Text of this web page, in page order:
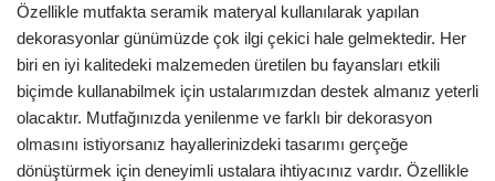
Özellikle mutfakta seramik materyal kullanılarak yapılan
dekorasyonlar günümüzde çok ilgi çekici hale gelmektedir. Her
biri en iyi kalitedeki malzemeden üretilen bu fayansları etkili
biçimde kullanabilmek için ustalarımızdan destek almanız yeterli
olacaktır. Mutfağınızda yenilenme ve farklı bir dekorasyon
olmasını istiyorsanız hayallerinizdeki tasarımı gerçeğe
dönüştürmek için deneyimli ustalara ihtiyacınız vardır. Özellikle